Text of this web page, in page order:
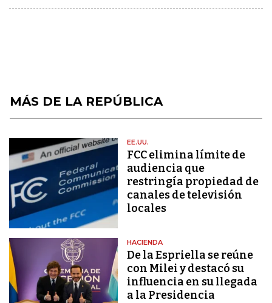
MÁS DE LA REPÚBLICA
EE.UU.
FCC elimina límite de
audiencia que
restringía propiedad de
canales de televisión
locales
HACIENDA
De la Espriella se reúne
con Milei y destacó su
influencia en su llegada
a la Presidencia